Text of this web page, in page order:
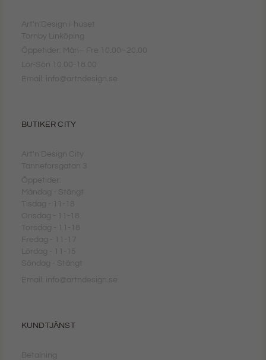
Art'n'Design i-huset
Tornby Linköping
Öppetider: Mån– Fre 10.00–20.00
Lör-Sön 10.00-18.00
Email: info@artndesign.se
BUTIKER CITY
Art'n'Design City
Tanneforsgatan 3
Öppetider:
Måndag - Stängt
Tisdag - 11-18
Onsdag - 11-18
Torsdag - 11-18
Fredag - 11-17
Lördag - 11-15
Söndag - Stängt
Email: info@artndesign.se
KUNDTJÄNST
Betalning